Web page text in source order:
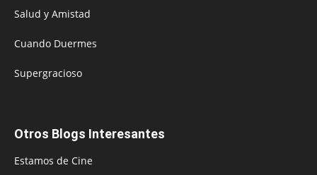
Salud y Amistad
Cuando Duermes
Supergracioso
Otros Blogs Interesantes
Estamos de Cine